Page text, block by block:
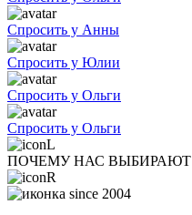
Спросить у Анны
Спросить у Юлии
Спросить у Ольги
Спросить у Ольги
ПОЧЕМУ НАС ВЫБИРАЮТ